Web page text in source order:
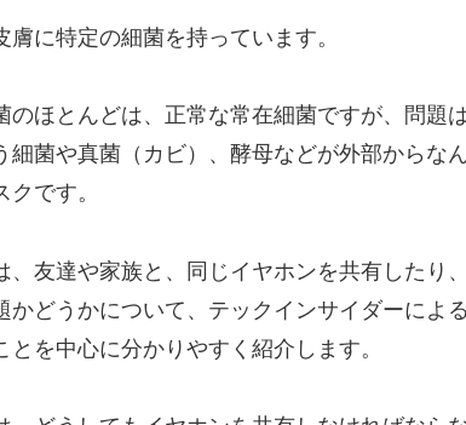
膚に特定の細菌を持っています。
のほとんどは、正常な常在細菌ですが、問題
細菌や真菌（カビ）、酵母などが外部からな
クです。
、友達や家族と、同じイヤホンを共有したり
かどうかについて、テックインサイダーによ
とを中心に分かりやすく紹介します。